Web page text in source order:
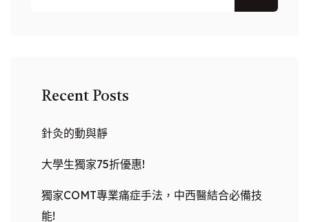
Recent Posts
針灸的動與靜
大學生獨家75折優惠!
獨家COMT專業痛症手法，中西醫結合必備技
能!